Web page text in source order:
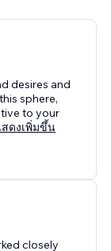
desires and
sphere,
to your
ดงเพิ่มขึ้น
closely